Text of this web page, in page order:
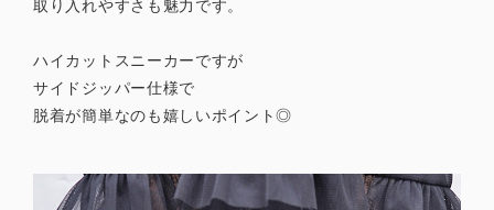
取り入れやすさも魅力です。
ハイカットスニーカーですが
サイドジッパー仕様で
脱着が簡単なのも嬉しいポイント◎